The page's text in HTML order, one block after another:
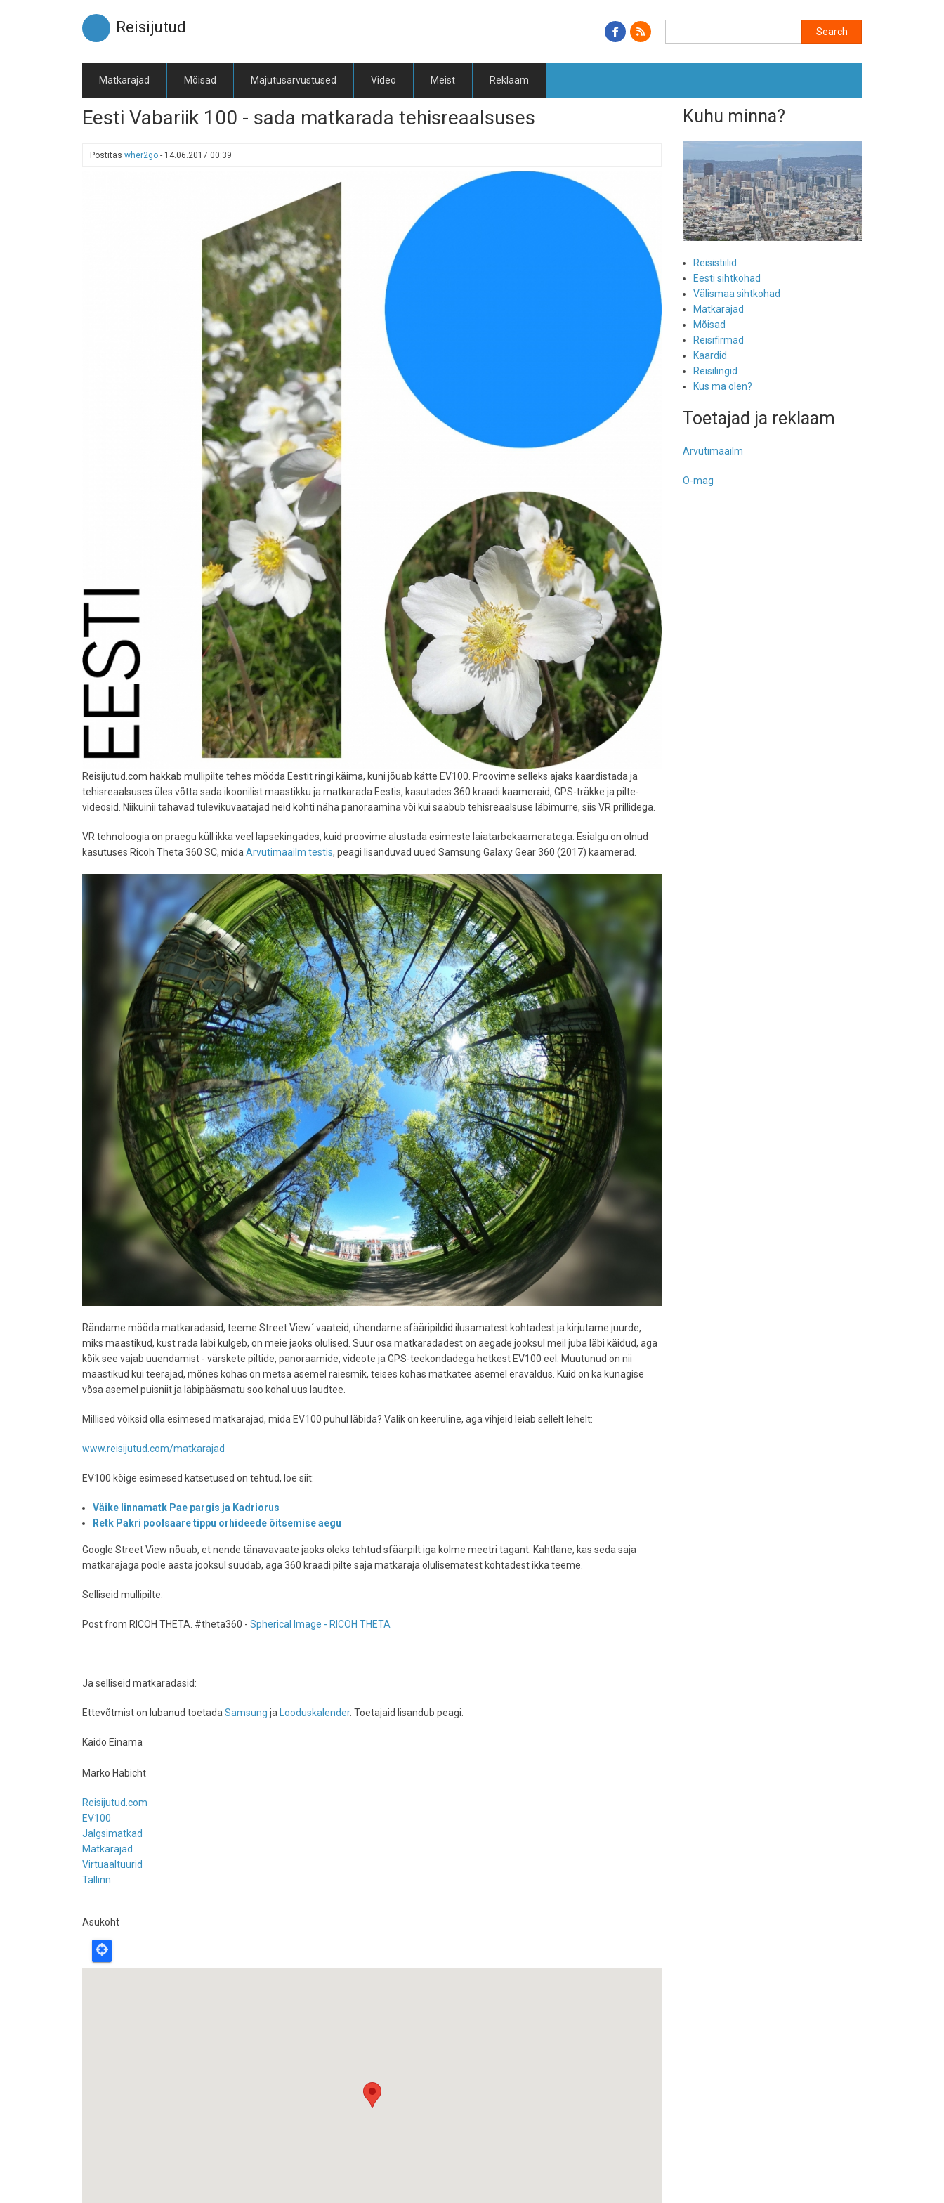
Reisijutud
Matkarajad Mõisad Majutusarvustused Video Meist Reklaam
Eesti Vabariik 100 - sada matkarada tehisreaalsuses
Postitas wher2go - 14.06.2017 00:39
Reisijutud.com hakkab mullipilte tehes mööda Eestit ringi käima, kuni jõuab kätte EV100. Proovime selleks ajaks kaardistada ja
tehisreaalsuses üles võtta sada ikoonilist maastikku ja matkarada Eestis, kasutades 360 kraadi kaameraid, GPS-träkke ja pilte-
videosid. Niikuinii tahavad tulevikuvaatajad neid kohti näha panoraamina või kui saabub tehisreaalsuse läbimurre, siis VR prillidega.
VR tehnoloogia on praegu küll ikka veel lapsekingades, kuid proovime alustada esimeste laiatarbekaameratega. Esialgu on olnud
kasutuses Ricoh Theta 360 SC, mida Arvutimaailm testis, peagi lisanduvad uued Samsung Galaxy Gear 360 (2017) kaamerad.
Rändame mööda matkaradasid, teeme Street View´ vaateid, ühendame sfääripildid ilusamatest kohtadest ja kirjutame juurde,
miks maastikud, kust rada läbi kulgeb, on meie jaoks olulised. Suur osa matkaradadest on aegade jooksul meil juba läbi käidud, aga
kõik see vajab uuendamist - värskete piltide, panoraamide, videote ja GPS-teekondadega hetkest EV100 eel. Muutunud on nii
maastikud kui teerajad, mõnes kohas on metsa asemel raiesmik, teises kohas matkatee asemel eravaldus. Kuid on ka kunagise
võsa asemel puisniit ja läbipääsmatu soo kohal uus laudtee.
Millised võiksid olla esimesed matkarajad, mida EV100 puhul läbida? Valik on keeruline, aga vihjeid leiab sellelt lehelt:
www.reisijutud.com/matkarajad
EV100 kõige esimesed katsetused on tehtud, loe siit:
Väike linnamatk Pae pargis ja Kadriorus
Retk Pakri poolsaare tippu orhideede õitsemise aegu
Google Street View nõuab, et nende tänavavaate jaoks oleks tehtud sfäärpilt iga kolme meetri tagant. Kahtlane, kas seda saja
matkarajaga poole aasta jooksul suudab, aga 360 kraadi pilte saja matkaraja olulisematest kohtadest ikka teeme.
Selliseid mullipilte:
Post from RICOH THETA. #theta360 - Spherical Image - RICOH THETA
Ja selliseid matkaradasid:
Ettevõtmist on lubanud toetada Samsung ja Looduskalender. Toetajaid lisandub peagi.
Kaido Einama
Marko Habicht
Reisijutud.com
EV100
Jalgsimatkad
Matkarajad
Virtuaaltuurid
Tallinn
Asukoht
Kuhu minna?
Reisistiilid
Eesti sihtkohad
Välismaa sihtkohad
Matkarajad
Mõisad
Reisifirmad
Kaardid
Reisilingid
Kus ma olen?
Toetajad ja reklaam
Arvutimaailm
O-mag